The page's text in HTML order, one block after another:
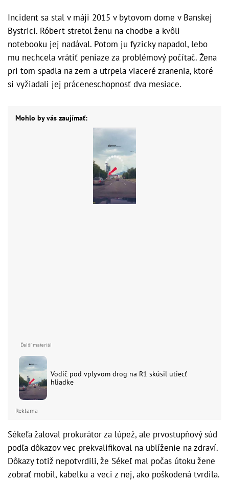
Incident sa stal v máji 2015 v bytovom dome v Banskej
Bystrici. Róbert stretol ženu na chodbe a kvôli
notebooku jej nadával. Potom ju fyzicky napadol, lebo
mu nechcela vrátiť peniaze za problémový počítač. Žena
pri tom spadla na zem a utrpela viaceré zranenia, ktoré
si vyžiadali jej práceneschopnosť dva mesiace.
Mohlo by vás zaujímať:
Vodič pod vplyvom drog na R1 skúsil utiecť
hliadke
Reklama
Sékeľa žaloval prokurátor za lúpež, ale prvostupňový súd
podľa dôkazov vec prekvalifikoval na ublíženie na zdraví.
Dôkazy totiž nepotvrdili, že Sékeľ mal počas útoku žene
zobrať mobil, kabelku a veci z nej, ako poškodená tvrdila.